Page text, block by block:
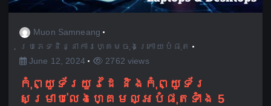
Muon Samneang
ប្រភេទនិន្នាការហ្គេមចុងក្រោយបំផុត
June 12, 2024
2762 views
កុំព្យូទ័រ​យួរដៃ និង​កុំព្យូទ័រ
សម្រាប់​លេង​ហ្គេម​ល្អ​បំផុត​ទាំង 5